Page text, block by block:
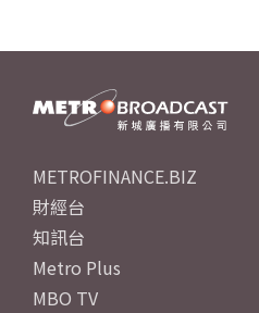
METROFINANCE.BIZ
財經台
知訊台
Metro Plus
MBO TV